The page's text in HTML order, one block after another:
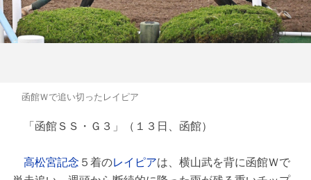
函館Ｗで追い切ったレイピア
「函館ＳＳ・Ｇ３」（１３日、函館）
高松宮記念 ５着のレイピアは、横山武を背に函館Ｗで